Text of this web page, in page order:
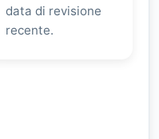
data di revisione
recente.